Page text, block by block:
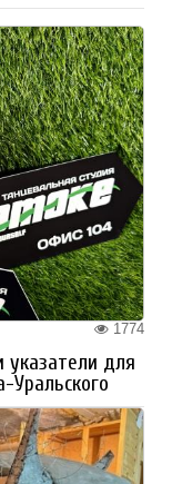
1774
для
Уральского